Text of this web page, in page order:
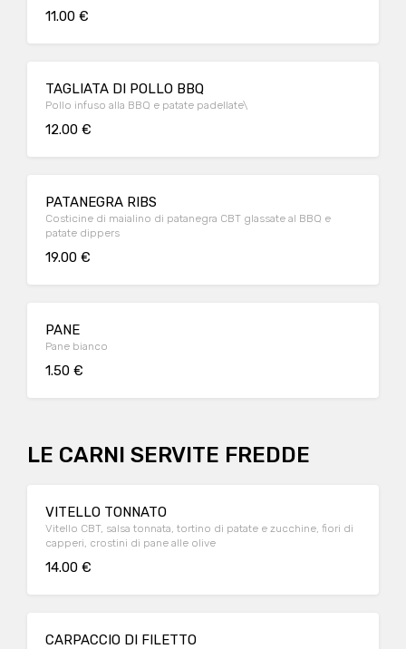
11.00 €
TAGLIATA DI POLLO BBQ
Pollo infuso alla BBQ e patate padellate\
12.00 €
PATANEGRA RIBS
Costicine di maialino di patanegra CBT glassate al BBQ e
patate dippers
19.00 €
PANE
Pane bianco
1.50 €
LE CARNI SERVITE FREDDE
VITELLO TONNATO
Vitello CBT, salsa tonnata, tortino di patate e zucchine, fiori di
capperi, crostini di pane alle olive
14.00 €
CARPACCIO DI FILETTO